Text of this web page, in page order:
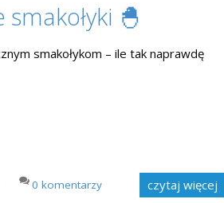
🐣
smakołykom – ile tak naprawdę
0 komentarzy czytaj więcej